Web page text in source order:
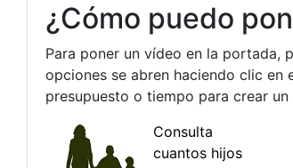
¿Cómo puedo
Para poner un vídeo en la portada,
opciones se abren haciendo clic
presupuesto o tiempo para crear